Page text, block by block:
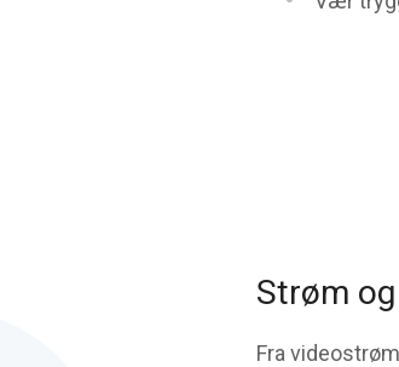
Strøm
Fra